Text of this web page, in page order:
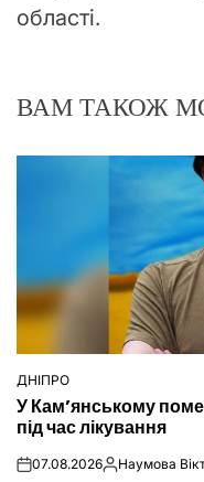
області.
ВАМ ТАКОЖ
ОПУБЛІКУВАТИ
У
ДНІПРО
У Кам’янському
під час лікування
on07.08.2026Опубліковано
Наумова